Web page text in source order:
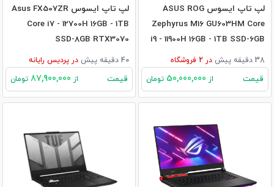
لپ تاپ ایسوس ASUS ROG
Zephyrus M16 GU603HM Core
i9 - 11900H 16GB - 1TB SSD-6GB
RTX306038 دقیقه پیش در فروشگاه
قیمت از تومان
لپ تاپ ایسوس Asus FX507ZR
Core i7 - 12700H 16GB - 1TB
SSD-8GB RTX3070
40 دقیقه پیش در پردیس رایانه
قیمت از تومان